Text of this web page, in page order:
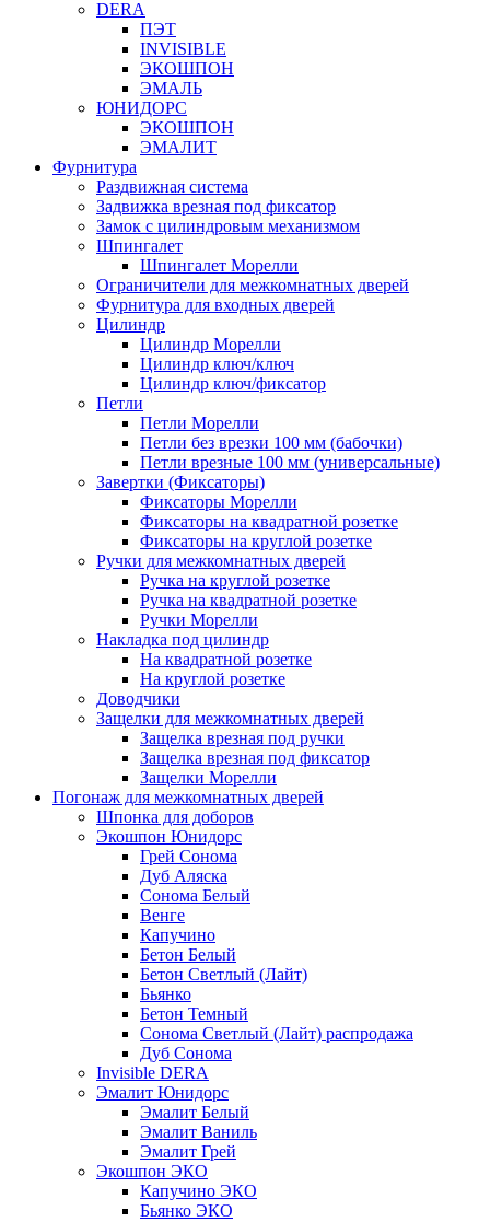
DERA
ПЭТ
INVISIBLE
ЭКОШПОН
ЭМАЛЬ
ЮНИДОРС
ЭКОШПОН
ЭМАЛИТ
Фурнитура
Раздвижная система
Задвижка врезная под фиксатор
Замок с цилиндровым механизмом
Шпингалет
Шпингалет Морелли
Ограничители для межкомнатных дверей
Фурнитура для входных дверей
Цилиндр
Цилиндр Морелли
Цилиндр ключ/ключ
Цилиндр ключ/фиксатор
Петли
Петли Морелли
Петли без врезки 100 мм (бабочки)
Петли врезные 100 мм (универсальные)
Завертки (Фиксаторы)
Фиксаторы Морелли
Фиксаторы на квадратной розетке
Фиксаторы на круглой розетке
Ручки для межкомнатных дверей
Ручка на круглой розетке
Ручка на квадратной розетке
Ручки Морелли
Накладка под цилиндр
На квадратной розетке
На круглой розетке
Доводчики
Защелки для межкомнатных дверей
Защелка врезная под ручки
Защелка врезная под фиксатор
Защелки Морелли
Погонаж для межкомнатных дверей
Шпонка для доборов
Экошпон Юнидорс
Грей Сонома
Дуб Аляска
Сонома Белый
Венге
Капучино
Бетон Белый
Бетон Светлый (Лайт)
Бьянко
Бетон Темный
Сонома Светлый (Лайт) распродажа
Дуб Сонома
Invisible DERA
Эмалит Юнидорс
Эмалит Белый
Эмалит Ваниль
Эмалит Грей
Экошпон ЭКО
Капучино ЭКО
Бьянко ЭКО